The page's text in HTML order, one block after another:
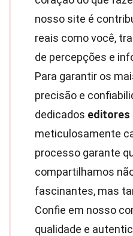
nosso site é
reais como você,
de percepções e
Para garantir os
precisão e
dedicados editores
meticulosamente
processo garante
compartilhamos
fascinantes, mas
Confie em nosso
qualidade e